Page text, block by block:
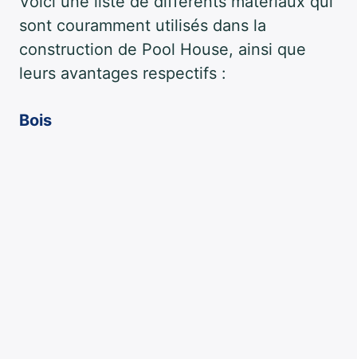
sont couramment utilisés dans la
construction de Pool House, ainsi que
leurs avantages respectifs :
Bois